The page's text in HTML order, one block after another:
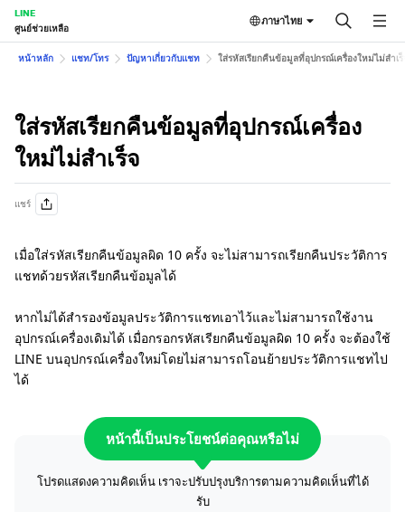
LINE
ศูนย์ช่วยเหลือ
ภาษาไทย
หน้าหลัก แชท/โทร ปัญหาเกี่ยวกับแชท ใส่รหัสเรียกคืนข้อมูลที่อุปกรณ์เครื่องใหม่ไม่สำเ
ใส่รหัสเรียกคืนข้อมูลที่อุปกรณ์เครื่อง
ใหม่ไม่สำเร็จ
แชร์
เมื่อใส่รหัสเรียกคืนข้อมูลผิด 10 ครั้ง จะไม่สามารถเรียกคืนประวัติการ
แชทด้วยรหัสเรียกคืนข้อมูลได้
หากไม่ได้สำรองข้อมูลประวัติการแชทเอาไว้และไม่สามารถใช้งาน
อุปกรณ์เครื่องเดิมได้ เมื่อกรอกรหัสเรียกคืนข้อมูลผิด 10 ครั้ง จะต้องใช้
LINE บนอุปกรณ์เครื่องใหม่โดยไม่สามารถโอนย้ายประวัติการแชทไป
ได้
หน้านี้เป็นประโยชน์ต่อคุณหรือไม่
โปรดแสดงความคิดเห็น เราจะปรับปรุงบริการตามความคิดเห็นที่ได้
รับ